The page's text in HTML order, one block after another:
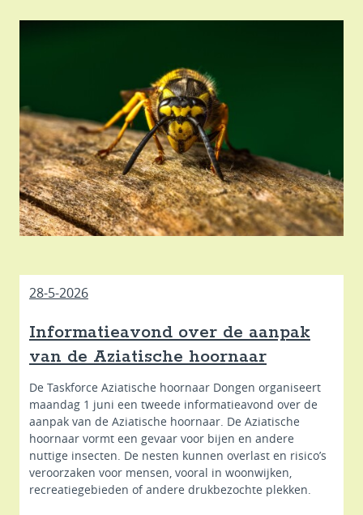
28-5-2026
Informatieavond over de aanpak
van de Aziatische hoornaar
De Taskforce Aziatische hoornaar Dongen organiseert
maandag 1 juni een tweede informatieavond over de
aanpak van de Aziatische hoornaar. De Aziatische
hoornaar vormt een gevaar voor bijen en andere
nuttige insecten. De nesten kunnen overlast en risico’s
veroorzaken voor mensen, vooral in woonwijken,
recreatiegebieden of andere drukbezochte plekken.